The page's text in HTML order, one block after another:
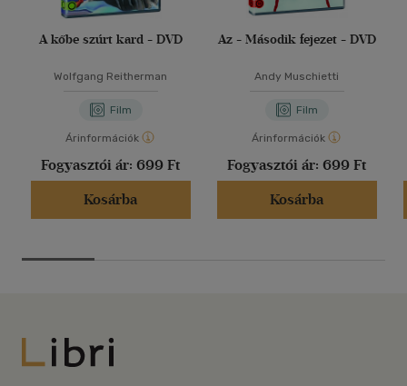
A kőbe szúrt kard - DVD
Wolfgang Reitherman
Film
Árinformációk
Fogyasztói ár: 699 Ft
Kosárba
Az - Második fejezet - DVD
Andy Muschietti
Film
Árinformációk
Fogyasztói ár: 699 Ft
Kosárba
Libri